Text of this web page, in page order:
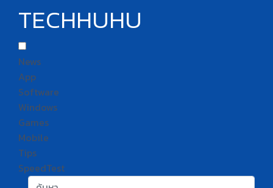
TECHHUHU
News
App
Software
Windows
Games
Mobile
Tips
SpeedTest